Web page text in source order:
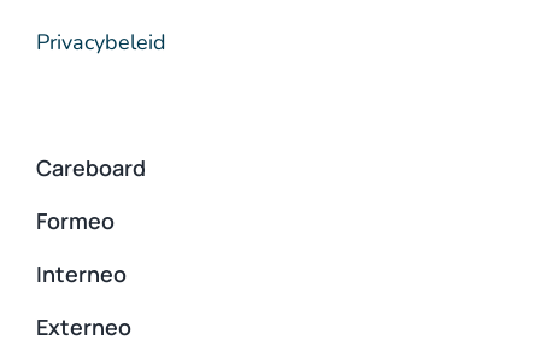
Privacybeleid
Careboard
Formeo
Interneo
Externeo